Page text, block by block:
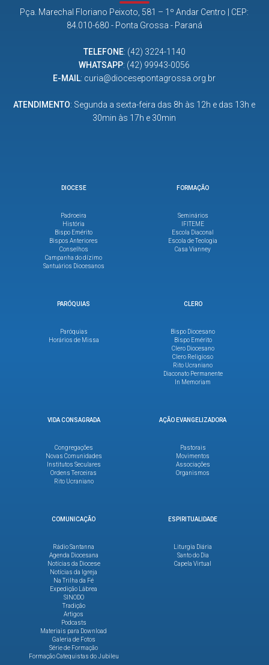
Pça. Marechal Floriano Peixoto, 581 – 1º Andar Centro | CEP:
84.010-680 - Ponta Grossa - Paraná
TELEFONE: (42) 3224-1140
WHATSAPP: (42) 99943-0056
E-MAIL: curia@diocesepontagrossa.org.br
ATENDIMENTO: Segunda a sexta-feira das 8h às 12h e das 13h e
30min às 17h e 30min
DIOCESE
Padroeira
História
Bispo Emérito
Bispos Anteriores
Conselhos
Campanha do dízimo
Santuários Diocesanos
FORMAÇÃO
Seminários
IFITEME
Escola Diaconal
Escola de Teologia
Casa Vianney
PARÓQUIAS
Paróquias
Horários de Missa
CLERO
Bispo Diocesano
Bispo Emérito
Clero Diocesano
Clero Religioso
Rito Ucraniano
Diaconato Permanente
In Memoriam
VIDA CONSAGRADA
Congregações
Novas Comunidades
Institutos Seculares
Ordens Terceiras
Rito Ucraniano
AÇÃO EVANGELIZADORA
Pastorais
Movimentos
Associações
Organismos
COMUNICAÇÃO
Rádio Santanna
Agenda Diocesana
Notícias da Diocese
Notícias da Igreja
Na Trilha da Fé
Expedição Lábrea
SINODO
Tradição
Artigos
Podcasts
Materiais para Download
Galeria de Fotos
Série de Formação
Formação Catequistas do Jubileu
ESPIRITUALIDADE
Liturgia Diária
Santo do Dia
Capela Virtual